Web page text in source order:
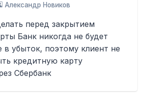
Александр Новиков
перед закрытием
Банк никогда не будет
в убыток, поэтому клиент не
кредитную карту
Сбербанк